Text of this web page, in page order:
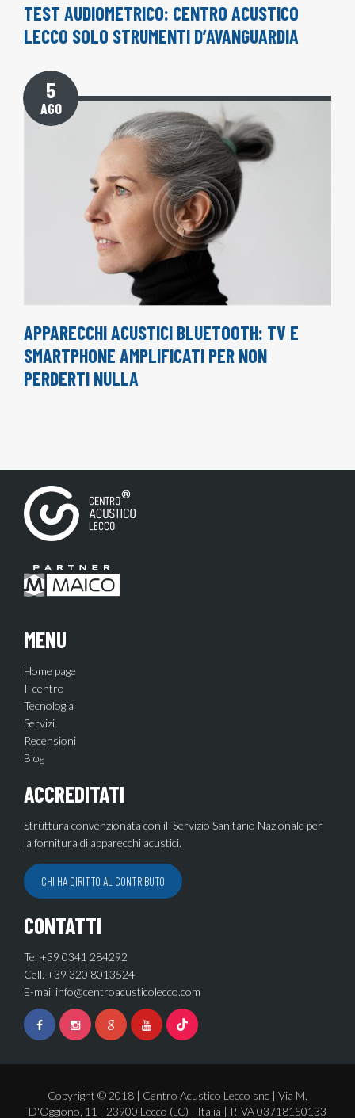
TEST AUDIOMETRICO: CENTRO ACUSTICO
LECCO SOLO STRUMENTI D’AVANGUARDIA
5
AGO
APPARECCHI ACUSTICI BLUETOOTH: TV E
SMARTPHONE AMPLIFICATI PER NON
PERDERTI NULLA
MENU
Home page
Il centro
Tecnologia
Servizi
Recensioni
Blog
ACCREDITATI
Struttura convenzionata con il Servizio Sanitario Nazionale per
la fornitura di apparecchi acustici.
CHI HA DIRITTO AL CONTRIBUTO
CONTATTI
Tel +39 0341 284292
Cell. +39 320 8013524
E-mail info@centroacusticolecco.com
Copyright © 2018 | Centro Acustico Lecco snc | Via M.
D'Oggiono, 11 - 23900 Lecco (LC) - Italia | P.IVA 03718150133